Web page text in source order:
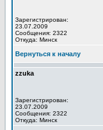
Зарегистрирован:
23.07.2009
Сообщения: 2322
Откуда: Минск
Вернуться к началу
zzuka
Зарегистрирован:
23.07.2009
Сообщения: 2322
Откуда: Минск